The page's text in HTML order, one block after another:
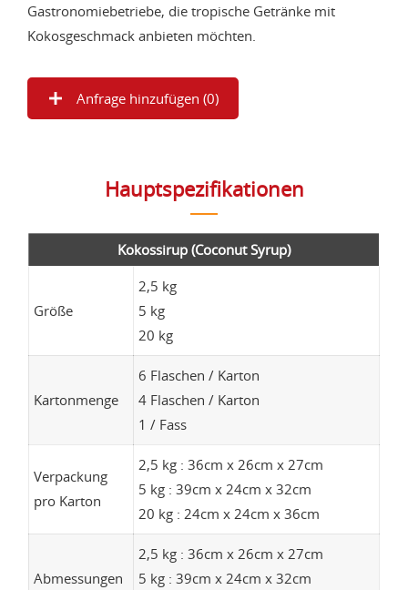
Gastronomiebetriebe, die tropische Getränke mit
Kokosgeschmack anbieten möchten.
Anfrage hinzufügen (0)
Hauptspezifikationen
Kokossirup (Coconut Syrup)
Größe
2,5 kg
5 kg
20 kg
Kartonmenge
6 Flaschen / Karton
4 Flaschen / Karton
1 / Fass
Verpackung
pro Karton
2,5 kg : 36cm x 26cm x 27cm
5 kg : 39cm x 24cm x 32cm
20 kg : 24cm x 24cm x 36cm
Abmessungen
2,5 kg : 36cm x 26cm x 27cm
5 kg : 39cm x 24cm x 32cm